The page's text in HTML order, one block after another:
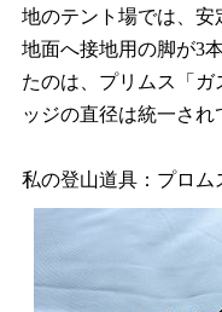
地のテント場では、安
地面へ接地用の脚が3
たのは、プリムス「
ッジの直径は統一さ
私の登山道具：プロム